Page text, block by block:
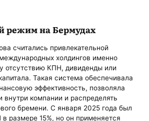
режим на Бермудах
считались привлекательной
холдингов именно
отсутствию КПН, дивиденды или
Такая система обеспечивала
эффективность, позволяла
внутри компании и распределять
бремени. С января 2025 года был
размере 15%, но он применяется